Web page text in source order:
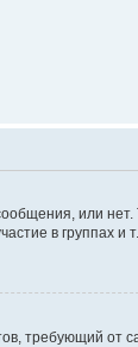
или
в группах и
требующий от